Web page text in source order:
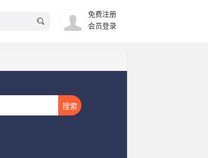
免费注册
会员登录
搜索